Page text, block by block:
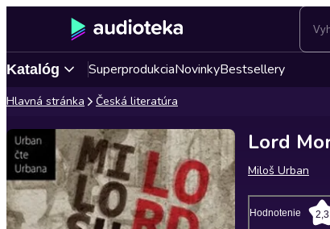
Katalóg SuperprodukciaNovinkyBestsellery
Hlavná stránka Česká literatúra
Lord
Miloš Urban
Hodnotenie 2,3